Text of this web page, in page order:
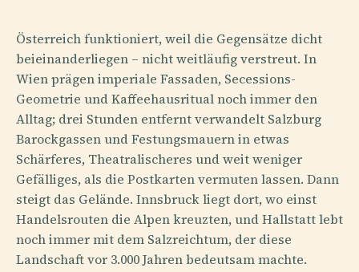
Österreich funktioniert, weil die Gegensätze dicht
beieinanderliegen – nicht weitläufig verstreut. In
Wien prägen imperiale Fassaden, Secessions-
Geometrie und Kaffeehausritual noch immer den
Alltag; drei Stunden entfernt verwandelt Salzburg
Barockgassen und Festungsmauern in etwas
Schärferes, Theatralischeres und weit weniger
Gefälliges, als die Postkarten vermuten lassen. Dann
steigt das Gelände. Innsbruck liegt dort, wo einst
Handelsrouten die Alpen kreuzten, und Hallstatt lebt
noch immer mit dem Salzreichtum, der diese
Landschaft vor 3.000 Jahren bedeutsam machte.